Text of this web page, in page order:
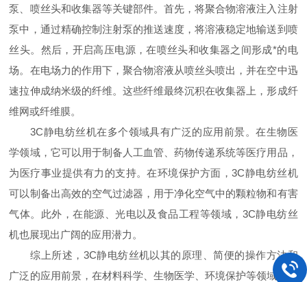
泵、喷丝头和收集器等关键部件。首先，将聚合物溶液注入注射
泵中，通过精确控制注射泵的推送速度，将溶液稳定地输送到喷
丝头。然后，开启高压电源，在喷丝头和收集器之间形成*的电
场。在电场力的作用下，聚合物溶液从喷丝头喷出，并在空中迅
速拉伸成纳米级的纤维。这些纤维最终沉积在收集器上，形成纤
维网或纤维膜。
3C静电纺丝机在多个领域具有广泛的应用前景。在生物医
学领域，它可以用于制备人工血管、药物传递系统等医疗用品，
为医疗事业提供有力的支持。在环境保护方面，3C静电纺丝机
可以制备出高效的空气过滤器，用于净化空气中的颗粒物和有害
气体。此外，在能源、光电以及食品工程等领域，3C静电纺丝
机也展现出广阔的应用潜力。
综上所述，3C静电纺丝机以其的原理、简便的操作方法和
广泛的应用前景，在材料科学、生物医学、环境保护等领域具有